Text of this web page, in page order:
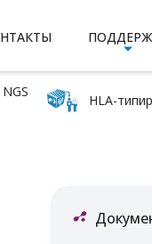
HLA-